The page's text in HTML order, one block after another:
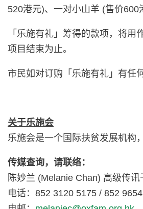
520港元)、一对小山羊 (售价600
「乐施有礼」筹得的款项，将
项目结束为止。
市民如对订购「乐施有礼」有任
关于乐施会
乐施会是一个国际扶贫发展机构
传媒查询，请联络：
陈妙兰 (Melanie Chan) 高级传讯
电话：852 3120 5175 / 852